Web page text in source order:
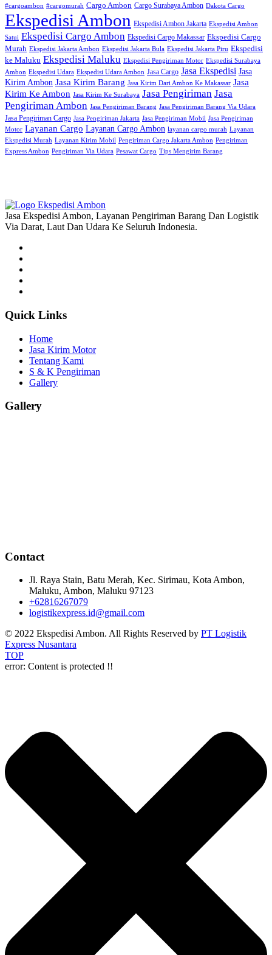
#cargoambon #cargomurah Cargo Ambon Cargo Surabaya Ambon Dakota Cargo
Ekspedisi Ambon Ekspedisi Ambon Jakarta Ekspedisi Ambon
Satui Ekspedisi Cargo Ambon Ekspedisi Cargo Makassar Ekspedisi Cargo
Murah Ekspedisi Jakarta Ambon Ekspedisi Jakarta Bula Ekspedisi Jakarta Piru Ekspedisi
ke Maluku Ekspedisi Maluku Ekspedisi Pengiriman Motor Ekspedisi Surabaya
Ambon Ekspedisi Udara Ekspedisi Udara Ambon Jasa Cargo Jasa Ekspedisi Jasa
Kirim Ambon Jasa Kirim Barang Jasa Kirim Dari Ambon Ke Makassar Jasa
Kirim Ke Ambon Jasa Kirim Ke Surabaya Jasa Pengiriman Jasa
Pengiriman Ambon Jasa Pengiriman Barang Jasa Pengiriman Barang Via Udara
Jasa Pengiriman Cargo Jasa Pengiriman Jakarta Jasa Pengiriman Mobil Jasa Pengiriman
Motor Layanan Cargo Layanan Cargo Ambon layanan cargo murah Layanan
Ekspedisi Murah Layanan Kirim Mobil Pengiriman Cargo Jakarta Ambon Pengiriman
Express Ambon Pengiriman Via Udara Pesawat Cargo Tips Mengirim Barang
Jasa Ekspedisi Ambon, Layanan Pengiriman Barang Dan Logistik
Via Darat, Laut Dan Udara Ke Seluruh Indonesia.
Quick Links
Home
Jasa Kirim Motor
Tentang Kami
S & K Pengiriman
Gallery
Gallery
Contact
Jl. Raya Stain, Batu Merah, Kec. Sirimau, Kota Ambon,
Maluku, Ambon, Maluku 97123
+62816267079
logistikexpress.id@gmail.com
© 2022 Ekspedisi Ambon. All Rights Reserved by PT Logistik
Express Nusantara
TOP
error: Content is protected !!